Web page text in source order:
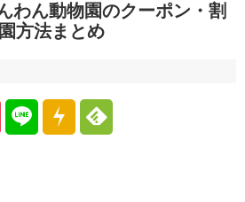
わん動物園のクーポン・割
方法まとめ